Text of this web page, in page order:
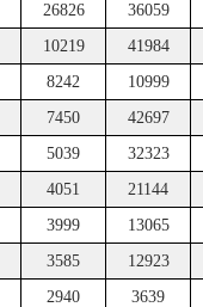
26826
36059
10219 41984
8242
10999
7450 42697
5039 32323
4051 21144
3999
13065
3585
12923
2940
3639